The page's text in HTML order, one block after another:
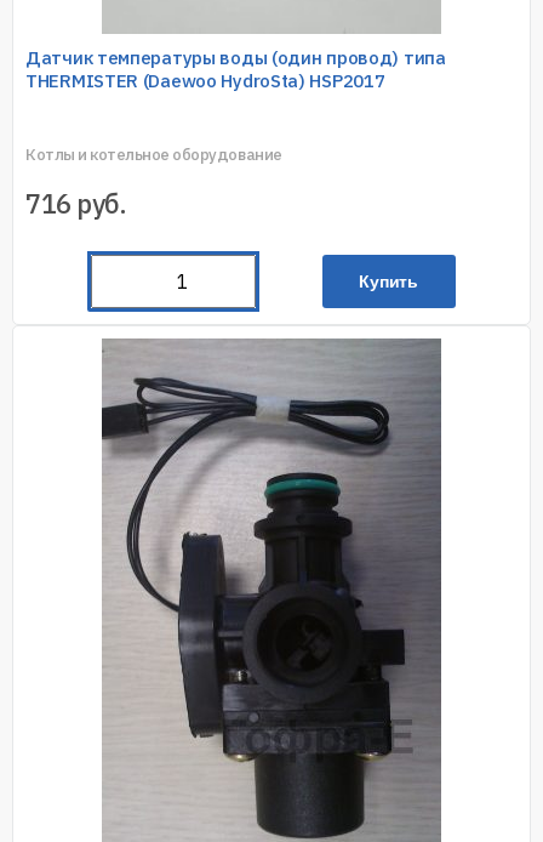
Датчик температуры воды (один провод) типа
THERMISTER (Daewoo HydroSta) HSP2017
Котлы и котельное оборудование
716 руб.
Купить